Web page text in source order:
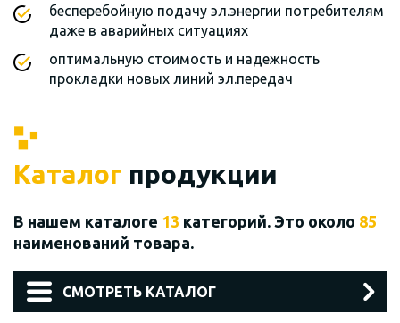
бесперебойную подачу эл.энергии потребителям
даже в аварийных ситуациях
оптимальную стоимость и надежность
прокладки новых линий эл.передач
Каталог продукции
В нашем каталоге 13 категорий. Это около 85
наименований товара.
СМОТРЕТЬ КАТАЛОГ